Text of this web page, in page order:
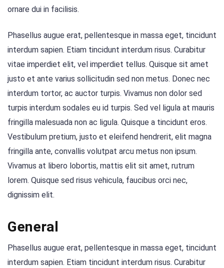
ornare dui in facilisis.
Phasellus augue erat, pellentesque in massa eget, tincidunt
interdum sapien. Etiam tincidunt interdum risus. Curabitur
vitae imperdiet elit, vel imperdiet tellus. Quisque sit amet
justo et ante varius sollicitudin sed non metus. Donec nec
interdum tortor, ac auctor turpis. Vivamus non dolor sed
turpis interdum sodales eu id turpis. Sed vel ligula at mauris
fringilla malesuada non ac ligula. Quisque a tincidunt eros.
Vestibulum pretium, justo et eleifend hendrerit, elit magna
fringilla ante, convallis volutpat arcu metus non ipsum.
Vivamus at libero lobortis, mattis elit sit amet, rutrum
lorem. Quisque sed risus vehicula, faucibus orci nec,
dignissim elit.
General
Phasellus augue erat, pellentesque in massa eget, tincidunt
interdum sapien. Etiam tincidunt interdum risus. Curabitur